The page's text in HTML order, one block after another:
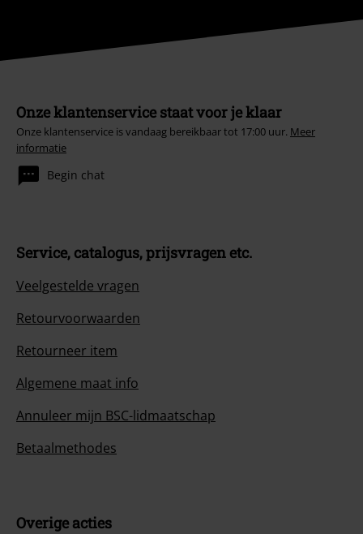
Onze klantenservice staat voor je klaar
Onze klantenservice is vandaag bereikbaar tot 17:00 uur. Meer
informatie
Begin chat
Service, catalogus, prijsvragen etc.
Veelgestelde vragen
Retourvoorwaarden
Retourneer item
Algemene maat info
Annuleer mijn BSC-lidmaatschap
Betaalmethodes
Overige acties